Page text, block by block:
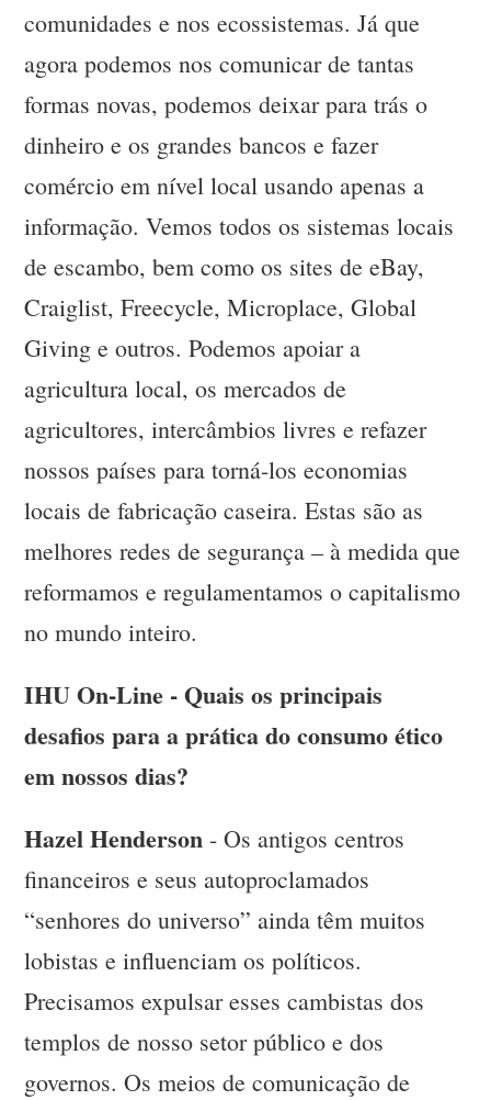
comunidades e nos ecossistemas. Já que
agora podemos nos comunicar de tantas
formas novas, podemos deixar para trás o
dinheiro e os grandes bancos e fazer
comércio em nível local usando apenas a
informação. Vemos todos os sistemas locais
de escambo, bem como os sites de eBay,
Craiglist, Freecycle, Microplace, Global
Giving e outros. Podemos apoiar a
agricultura local, os mercados de
agricultores, intercâmbios livres e refazer
nossos países para torná-los economias
locais de fabricação caseira. Estas são as
melhores redes de segurança – à medida que
reformamos e regulamentamos o capitalismo
no mundo inteiro.
IHU On-Line - Quais os principais
desafios para a prática do consumo ético
em nossos dias?
Hazel Henderson - Os antigos centros
financeiros e seus autoproclamados
“senhores do universo” ainda têm muitos
lobistas e influenciam os políticos.
Precisamos expulsar esses cambistas dos
templos de nosso setor público e dos
governos. Os meios de comunicação de